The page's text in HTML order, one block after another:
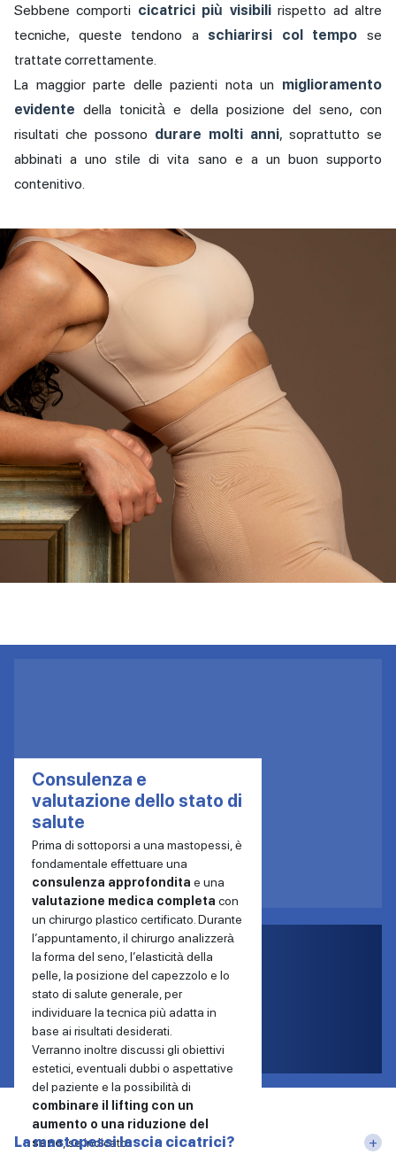
Sebbene comporti cicatrici più visibilirispetto ad altre
tecniche, queste tendono a schiarirsi col tempo se
trattate correttamente.
La maggior parte delle pazienti nota un miglioramento
evidente della tonicità e della posizione del seno, con
risultati che possono durare molti anni, soprattutto se
abbinati a uno stile di vita sano e a un buon supporto
contenitivo.
Consulenza e
valutazione dello stato di
salute
Prima di sottoporsi a una mastopessi, è
fondamentale effettuare una
consulenza approfondita e una
valutazione medica completa con
un chirurgo plastico certificato. Durante
l’appuntamento, il chirurgo analizzerà
la forma del seno, l’elasticità della
pelle, la posizione del capezzolo e lo
stato di salute generale, per
individuare la tecnica più adatta in
base ai risultati desiderati.
Verranno inoltre discussi gli obiettivi
estetici, eventuali dubbi o aspettative
del paziente e la possibilità di
combinare il lifting con un
aumento o una riduzione del
seno, se indicato.
F.A.Q
La mastopessi lascia cicatrici?
+